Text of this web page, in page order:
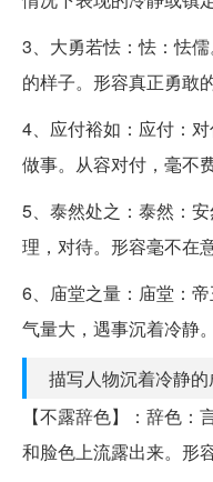
3、大勇若怯：怯：怯
的样子。形容真正勇敢
4、应付裕如：应付：
做事。从容对付，毫不费
5、泰然处之：泰然：
理，对待。形容毫不在
6、庙堂之量：庙堂：
气量大，遇事沉着冷静。
描写人物沉着冷静
【不露辞色】：辞色
和脸色上流露出来。形